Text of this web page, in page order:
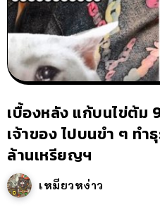
เบื้องหลัง แก้บนไข่ต้ม
เจ้าของ ไปบนขำ ๆ ทำ
ล้านเหรียญฯ
เหมียวหง่าว